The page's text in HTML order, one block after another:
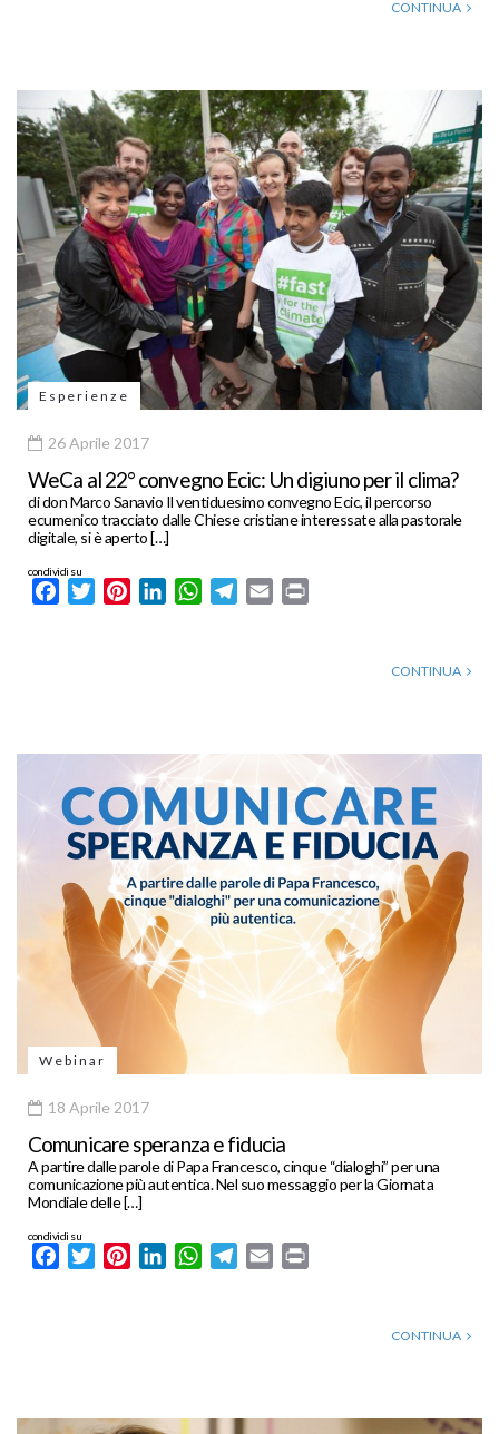
CONTINUA
Esperienze
26 Aprile 2017
WeCa al 22° convegno Ecic: Un digiuno per il clima?
di don Marco Sanavio Il ventiduesimo convegno Ecic, il percorso
ecumenico tracciato dalle Chiese cristiane interessate alla pastorale
digitale, si è aperto […]
condividi su
FacebookTwitterPinterestLinkedInWhatsApp
Telegram
Email
CONTINUA
Webinar
18 Aprile 2017
Comunicare speranza e fiducia
A partire dalle parole di Papa Francesco, cinque “dialoghi” per una
comunicazione più autentica. Nel suo messaggio per la Giornata
Mondiale delle […]
condividi su
FacebookTwitterPinterestLinkedInWhatsApp
Telegram
Email
CONTINUA